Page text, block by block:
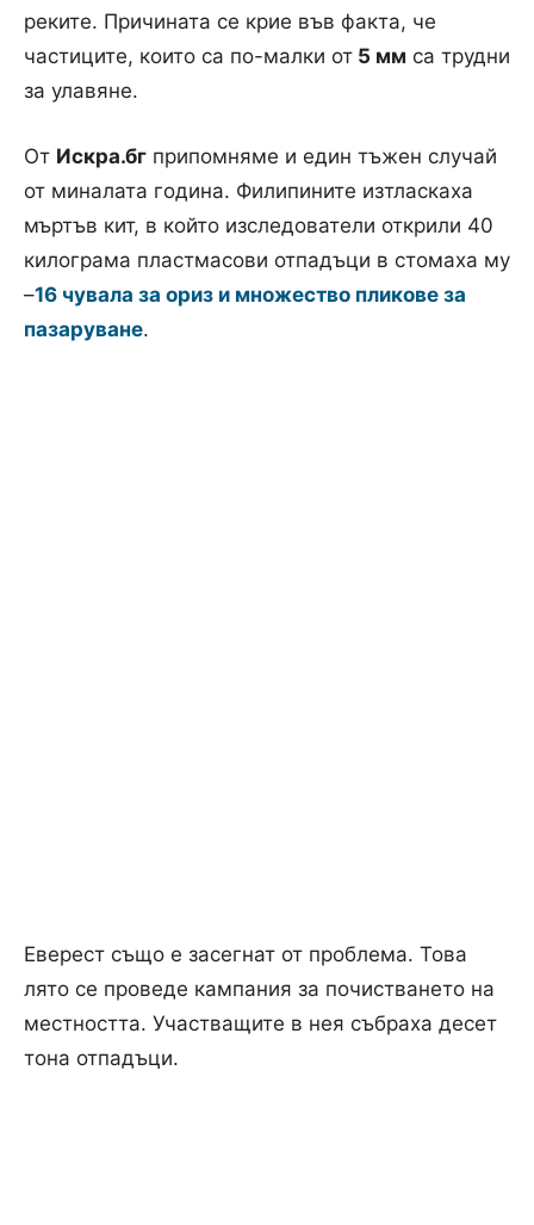
реките. Причината се крие във факта, че
частиците, които са по-малки от 5 мм са трудни
за улавяне.
От Искра.бг припомняме и един тъжен случай
от миналата година. Филипините изтласкаха
мъртъв кит, в който изследователи открили 40
килограма пластмасови отпадъци в стомаха му
–16 чувала за ориз и множество пликове за
пазаруване.
Еверест също е засегнат от проблема. Това
лято се проведе кампания за почистването на
местността. Участващите в нея събраха десет
тона отпадъци.